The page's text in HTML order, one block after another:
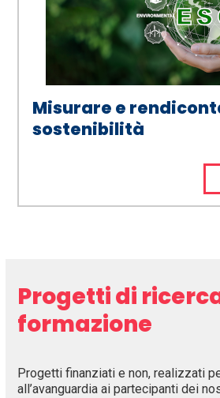
Misurare e
sostenibilità
Progetti di
formazione
Progetti finanziati e non, realizzati
all’avanguardia ai partecipanti dei